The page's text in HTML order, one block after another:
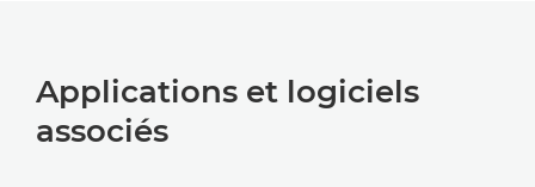
Applications et logiciels
associés